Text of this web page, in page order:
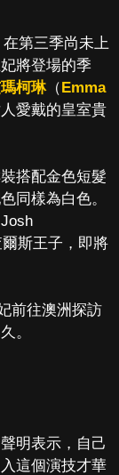
在第三季尚未上
將登場的季
柯琳（Emma
愛戴的皇室貴
搭配金色短髮
同樣為白色。
斯王子，即將
前往澳洲探訪
。
明表示，自己
這個演技才華